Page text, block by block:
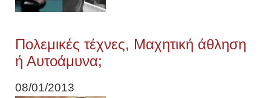
Πολεμικές τέχνες, Μαχητική άθληση
ή Αυτοάμυνα;
08/01/2013